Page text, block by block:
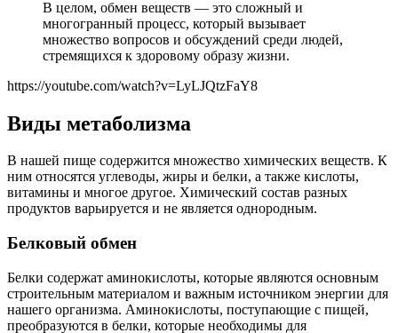
В целом, обмен веществ — это сложный и
многогранный процесс, который вызывает
множество вопросов и обсуждений среди людей,
стремящихся к здоровому образу жизни.
https://youtube.com/watch?v=LyLJQtzFaY8
Виды метаболизма
В нашей пище содержится множество химических веществ. К
ним относятся углеводы, жиры и белки, а также кислоты,
витамины и многое другое. Химический состав разных
продуктов варьируется и не является однородным.
Белковый обмен
Белки содержат аминокислоты, которые являются основным
строительным материалом и важным источником энергии для
нашего организма. Аминокислоты, поступающие с пищей,
преобразуются в белки, которые необходимы для